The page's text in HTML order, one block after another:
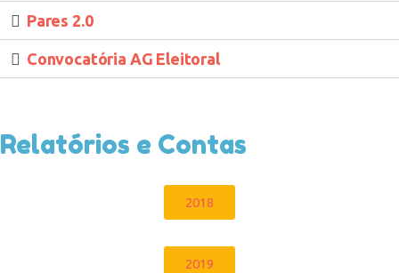
Pares 2.0
Convocatória AG Eleitoral
Relatórios e Contas
2018
2019